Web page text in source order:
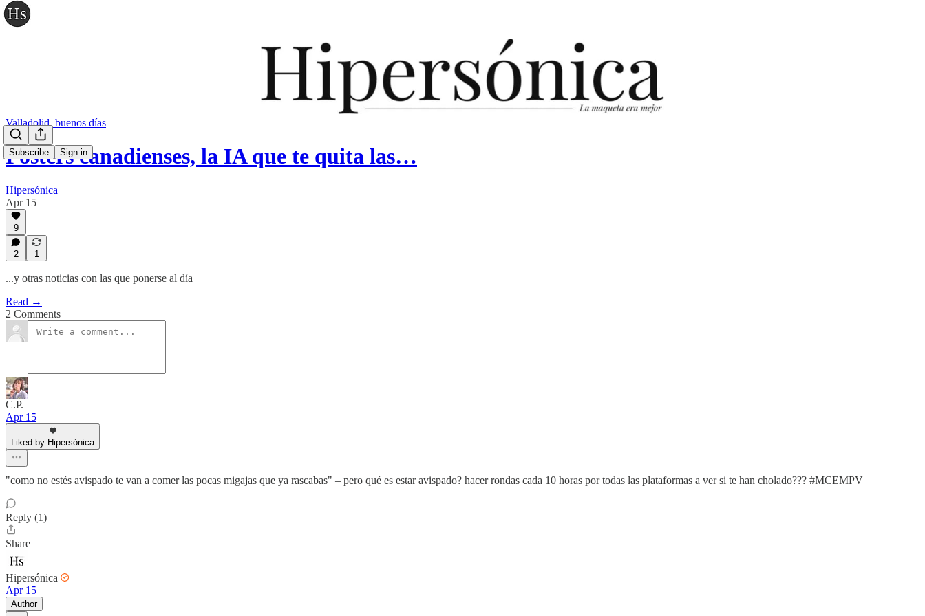
Subscribe Sign in
Valladolid, buenos días
Posters canadienses, la IA que te quita las…
Hipersónica
Apr 15
9
2 1
...y otras noticias con las que ponerse al día
Read →
2 Comments
C.P.
Apr 15
Liked by Hipersónica
"como no estés avispado te van a comer las pocas migajas que ya rascabas" – pero qué es estar avispado? hacer rondas cada 10 horas por todas las plataformas a ver si te han cholado??? #MCEMPV
Reply (1)
Share
Hipersónica
Apr 15
Author